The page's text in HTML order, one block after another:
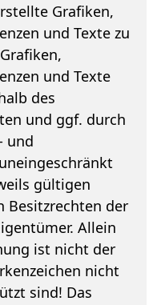
Grafiken,
und Texte zu
und Texte
des
und ggf. durch
und
gültigen
Besitzrechten der
Allein
ist nicht der
nicht
sind! Das